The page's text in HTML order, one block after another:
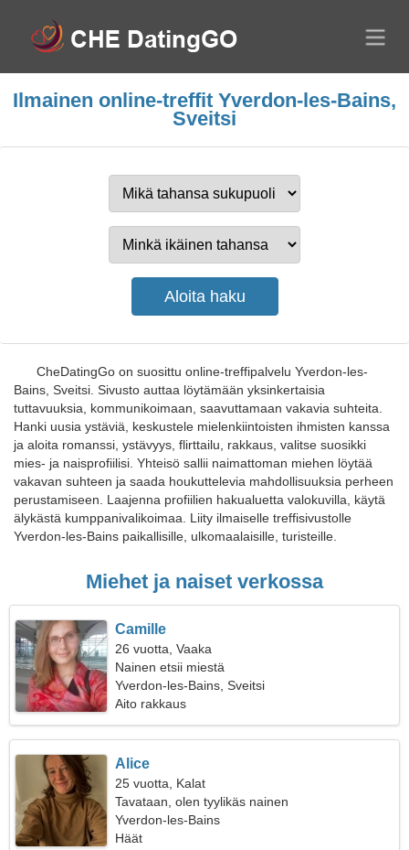
Ilmainen online-treffit Yverdon-les-Bains,
Sveitsi
CheDatingGo on suosittu online-treffipalvelu Yverdon-les-
Bains, Sveitsi. Sivusto auttaa löytämään yksinkertaisia
tuttavuuksia, kommunikoimaan, saavuttamaan vakavia suhteita.
Hanki uusia ystäviä, keskustele mielenkiintoisten ihmisten kanssa
ja aloita romanssi, ystävyys, flirttailu, rakkaus, valitse suosikki
mies- ja naisprofiilisi. Yhteisö sallii naimattoman miehen löytää
vakavan suhteen ja saada houkuttelevia mahdollisuuksia perheen
perustamiseen. Laajenna profiilien hakualuetta valokuvilla, käytä
älykästä kumppanivalikoimaa. Liity ilmaiselle treffisivustolle
Yverdon-les-Bains paikallisille, ulkomaalaisille, turisteille.
Miehet ja naiset verkossa
Camille
26 vuotta, Vaaka
Nainen etsii miestä
Yverdon-les-Bains, Sveitsi
Aito rakkaus
Alice
25 vuotta, Kalat
Tavataan, olen tyylikäs nainen
Yverdon-les-Bains
Häät